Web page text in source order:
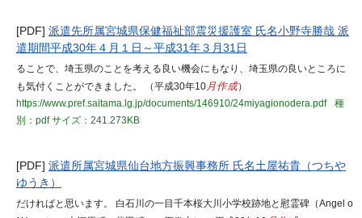
[PDF] 派遣先所属宮城県保健福祉部震災援護室 氏名小野寺勝哉 派
遣期間平成30年４月１日～平成31年３月31日
ることで、埼玉県のことを考える良い機会にもなり、埼玉県の良いところに
も気付くことができました。 （平成30年10月作成）
https://www.pref.saitama.lg.jp/documents/146910/24miyagionodera.pdf
種
別：pdfサイズ：241.273KB
[PDF] 派遣所属宮城県仙台地方振興事務所 氏名土屋祐貴（つちや
ゆうき）
だければと思います。 白石川の一目千本桜大川小学校跡地と慰霊碑（Angel o